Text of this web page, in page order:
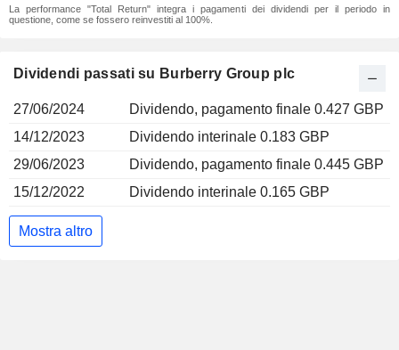
La performance "Total Return" integra i pagamenti dei dividendi per il periodo in
questione, come se fossero reinvestiti al 100%.
Dividendi passati su Burberry Group plc
27/06/2024
Dividendo, pagamento finale 0.427 GBP
14/12/2023
Dividendo interinale 0.183 GBP
29/06/2023
Dividendo, pagamento finale 0.445 GBP
15/12/2022
Dividendo interinale 0.165 GBP
Mostra altro